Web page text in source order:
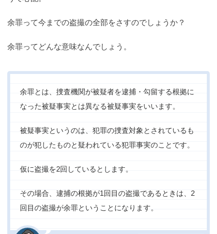
余罪って今までの盗撮の全部をさすのでしょうか？
余罪ってどんな意味なんでしょう。
余罪とは、捜査機関が被疑者を逮捕・勾留する根拠に
なった被疑事実とは異なる被疑事実をいいます。
被疑事実というのは、犯罪の捜査対象とされているも
のが犯したものと疑われている犯罪事実のことです。
仮に盗撮を2回しているとします。
その場合、逮捕の根拠が1回目の盗撮であるときは、2
回目の盗撮が余罪ということになります。